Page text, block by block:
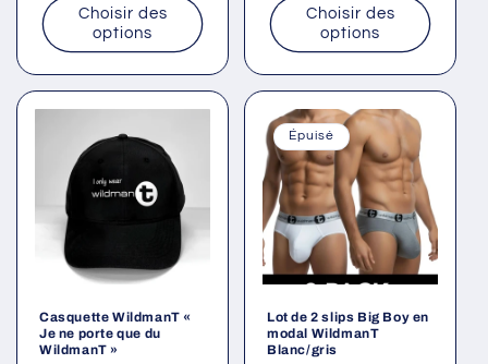
Choisir des
options
Choisir des
options
Casquette WildmanT «
Je ne porte que du
WildmanT »
Épuisé
Lot de 2 slips Big Boy en
modal WildmanT
Blanc/gris